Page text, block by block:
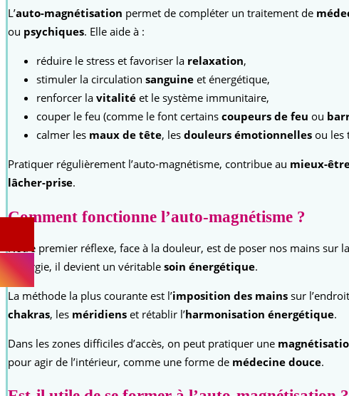
L’auto-magnétisation permet de compléter un traitement de
ou psychiques. Elle aide à :
réduire le stress et favoriser la relaxation,
stimuler la circulation sanguine et énergétique,
renforcer la vitalité et le système immunitaire,
couper le feu (comme le font certains coupeurs de feu ou
calmer les maux de tête, les douleurs émotionnelles ou les
Pratiquer régulièrement l’auto-magnétisme, contribue au mieux-
lâcher-prise.
Comment fonctionne l’auto-magnétisme ?
Notre premier réflexe, face à la douleur, est de poser nos mains
l’énergie, il devient un véritable soin énergétique.
La méthode la plus courante est l’imposition des mains sur
chakras, les méridiens et rétablir l’harmonisation énergétique.
Dans les zones difficiles d’accès, on peut pratiquer une
pour agir de l’intérieur, comme une forme de médecine douce.